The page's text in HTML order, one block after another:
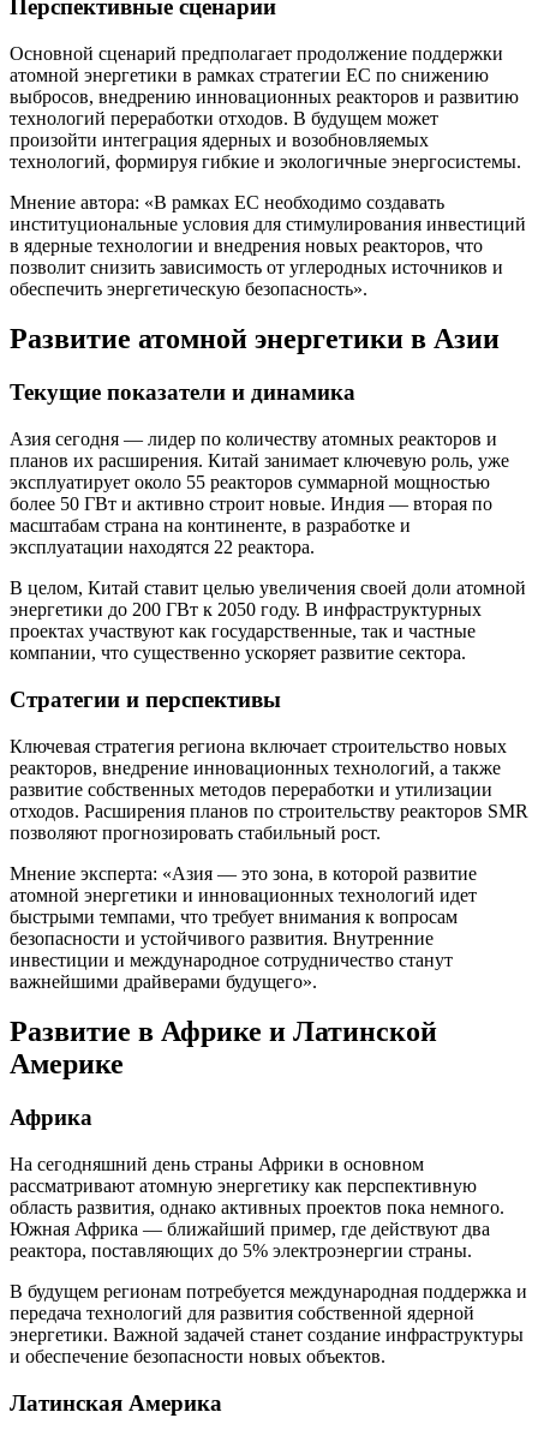
Перспективные сценарии
Основной сценарий предполагает продолжение поддержки
атомной энергетики в рамках стратегии ЕС по снижению
выбросов, внедрению инновационных реакторов и развитию
технологий переработки отходов. В будущем может
произойти интеграция ядерных и возобновляемых
технологий, формируя гибкие и экологичные энергосистемы.
Мнение автора: «В рамках ЕС необходимо создавать
институциональные условия для стимулирования инвестиций
в ядерные технологии и внедрения новых реакторов, что
позволит снизить зависимость от углеродных источников и
обеспечить энергетическую безопасность».
Развитие атомной энергетики в Азии
Текущие показатели и динамика
Азия сегодня — лидер по количеству атомных реакторов и
планов их расширения. Китай занимает ключевую роль, уже
эксплуатирует около 55 реакторов суммарной мощностью
более 50 ГВт и активно строит новые. Индия — вторая по
масштабам страна на континенте, в разработке и
эксплуатации находятся 22 реактора.
В целом, Китай ставит целью увеличения своей доли атомной
энергетики до 200 ГВт к 2050 году. В инфраструктурных
проектах участвуют как государственные, так и частные
компании, что существенно ускоряет развитие сектора.
Стратегии и перспективы
Ключевая стратегия региона включает строительство новых
реакторов, внедрение инновационных технологий, а также
развитие собственных методов переработки и утилизации
отходов. Расширения планов по строительству реакторов SMR
позволяют прогнозировать стабильный рост.
Мнение эксперта: «Азия — это зона, в которой развитие
атомной энергетики и инновационных технологий идет
быстрыми темпами, что требует внимания к вопросам
безопасности и устойчивого развития. Внутренние
инвестиции и международное сотрудничество станут
важнейшими драйверами будущего».
Развитие в Африке и Латинской
Америке
Африка
На сегодняшний день страны Африки в основном
рассматривают атомную энергетику как перспективную
область развития, однако активных проектов пока немного.
Южная Африка — ближайший пример, где действуют два
реактора, поставляющих до 5% электроэнергии страны.
В будущем регионам потребуется международная поддержка и
передача технологий для развития собственной ядерной
энергетики. Важной задачей станет создание инфраструктуры
и обеспечение безопасности новых объектов.
Латинская Америка